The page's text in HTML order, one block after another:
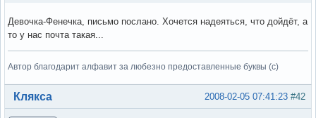
Девочка-Фенечка, письмо послано. Хочется надеяться, что дойдёт, а
то у нас почта такая...
Автор благодарит алфавит за любезно предоставленные буквы (с)
Вне форума #42
2008-02-05 07:41:23
Клякса